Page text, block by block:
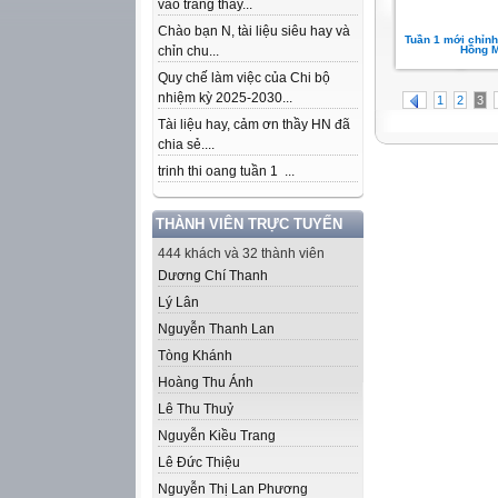
vào trang thầy...
Chào bạn N, tài liệu siêu hay và
chỉn chu...
Quy chế làm việc của Chi bộ
nhiệm kỳ 2025-2030...
Tài liệu hay, cảm ơn thầy HN đã
chia sẻ....
trinh thi oang tuần 1 ...
THÀNH VIÊN TRỰC TUYẾN
444 khách và 32 thành viên
Dương Chí Thanh
Lý Lân
Nguyễn Thanh Lan
Tòng Khánh
Hoàng Thu Ánh
Lê Thu Thuỷ
Nguyễn Kiều Trang
Lê Đức Thiệu
Nguyễn Thị Lan Phương
Tuần 1 mới
Hồng
1 2 3